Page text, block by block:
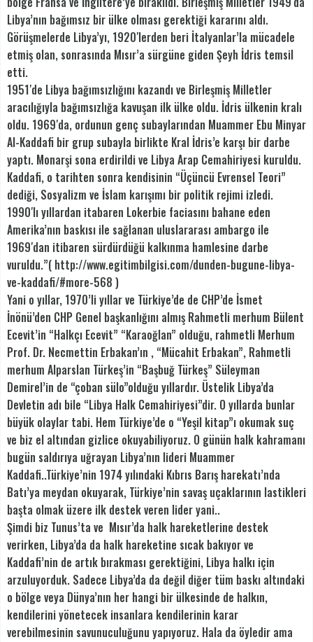
Libya’nın bağımsız bir ülke olması gerektiği kararını aldı.
Görüşmelerde Libya’yı, 1920′lerden beri İtalyanlar’la mücadele
etmiş olan, sonrasında Mısır’a sürgüne giden Şeyh İdris temsil
etti.
1951′de Libya bağımsızlığını kazandı ve Birleşmiş Milletler
aracılığıyla bağımsızlığa kavuşan ilk ülke oldu. İdris ülkenin kralı
oldu. 1969′da, ordunun genç subaylarından Muammer Ebu Minyar
Al-Kaddafi bir grup subayla birlikte Kral İdris’e karşı bir darbe
yaptı. Monarşi sona erdirildi ve Libya Arap Cemahiriyesi kuruldu.
Kaddafi, o tarihten sonra kendisinin “Üçüncü Evrensel Teori”
dediği, Sosyalizm ve İslam karışımı bir politik rejimi izledi.
1990′lı yıllardan itabaren Lokerbie faciasını bahane eden
Amerika’nın baskısı ile sağlanan uluslararası ambargo ile
1969′dan itibaren sürdürdüğü kalkınma hamlesine darbe
vuruldu.”( http://www.egitimbilgisi.com/dunden-bugune-libya-
ve-kaddafi/#more-568 )
Yani o yıllar, 1970’li yıllar ve Türkiye’de de CHP’de İsmet
İnönü’den CHP Genel başkanlığını almış Rahmetli merhum Bülent
Ecevit’in “Halkçı Ecevit” “Karaoğlan” olduğu, rahmetli Merhum
Prof. Dr. Necmettin Erbakan’ın , “Mücahit Erbakan”, Rahmetli
merhum Alparslan Türkeş’in “Başbuğ Türkeş” Süleyman
Demirel’in de “çoban sülo”olduğu yıllardır. Üstelik Libya’da
Devletin adı bile “Libya Halk Cemahiriyesi”dir. O yıllarda bunlar
büyük olaylar tabi. Hem Türkiye’de o “Yeşil kitap”ı okumak suç
ve biz el altından gizlice okuyabiliyoruz. O günün halk kahramanı
bugün saldırıya uğrayan Libya’nın lideri Muammer
Kaddafi..Türkiye’nin 1974 yılındaki Kıbrıs Barış harekatı’nda
Batı’ya meydan okuyarak, Türkiye’nin savaş uçaklarının lastikleri
başta olmak üzere ilk destek veren lider yani..
Şimdi biz Tunus’ta ve Mısır’da halk hareketlerine destek
verirken, Libya’da da halk hareketine sıcak bakıyor ve
Kaddafi’nin de artık bırakması gerektiğini, Libya halkı için
arzuluyorduk. Sadece Libya’da da değil diğer tüm baskı altındaki
o bölge veya Dünya’nın her hangi bir ülkesinde de halkın,
kendilerini yönetecek insanlara kendilerinin karar
verebilmesinin savunuculuğunu yapıyoruz. Hala da öyledir ama